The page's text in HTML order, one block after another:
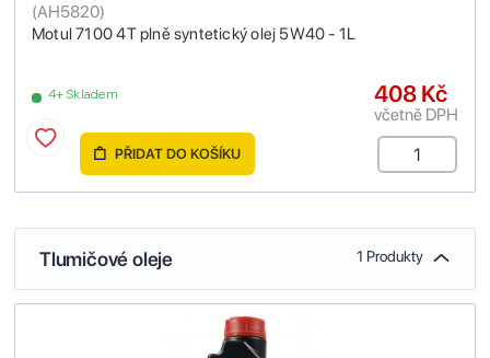
Motul 7100 4T plně syntetický olej 5W40 - 1L
(AH5820)
4+ Skladem 408 Kč
včetně DPH
PŘIDAT DO KOŠÍKU
Tlumičové oleje 1 Produkty